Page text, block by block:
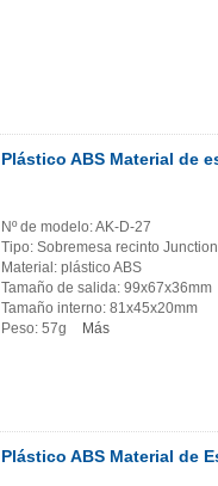
Plástico ABS Material de
Nº de modelo: AK-D-27
Tipo: Sobremesa recinto Junction
Material: plástico ABS
Tamaño de salida: 99x67x36mm
Tamaño interno: 81x45x20mm
Peso: 57g
Más
Plástico ABS Material de